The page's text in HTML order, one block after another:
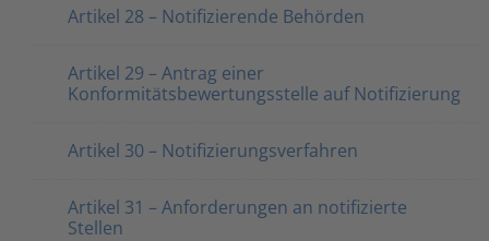
Artikel 28 – Notifizierende Behörden
Artikel 29 – Antrag einer
Konformitätsbewertungsstelle auf Notifizierung
Artikel 30 – Notifizierungsverfahren
Artikel 31 – Anforderungen an notifizierte
Stellen